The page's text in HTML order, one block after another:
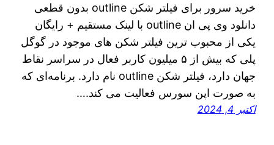
خرید سرور برای فیلتر شکن outline بدون قطعی
دانلود وی پی ان outline با لینک مستقیم + رایگان
یکی از محبوب‌ ترین فیلتر شکن‌ های موجود در گوگل
پلی که بیش از ۵ میلیون کاربر فعال در سراسر نقاط
جهان دارد، فیلتر شکن outline نام دارد. برنامه‌ای که
به صورت اپن سورس فعالیت می‌ کند.…
اکتبر 4, 2024